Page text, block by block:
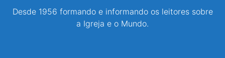
Desde 1956 formando e informando os leitores sobre
a Igreja e o Mundo.